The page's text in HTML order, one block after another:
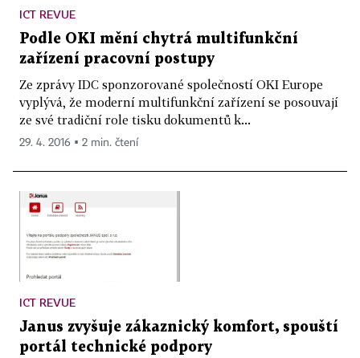
ICT REVUE
Podle OKI mění chytrá multifunkční
zařízení pracovní postupy
Ze zprávy IDC sponzorované společností OKI Europe
vyplývá, že moderní multifunkční zařízení se posouvají
ze své tradiční role tisku dokumentů k...
29. 4. 2016 ▪ 2 min. čtení
ICT REVUE
Janus zvyšuje zákaznický komfort, spouští
portál technické podpory